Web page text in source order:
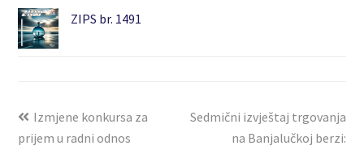
ZIPS br. 1491
Izmjene konkursa za
prijem u radni odnos
Sedmični izvještaj trgovanja
na Banjalučkoj berzi: